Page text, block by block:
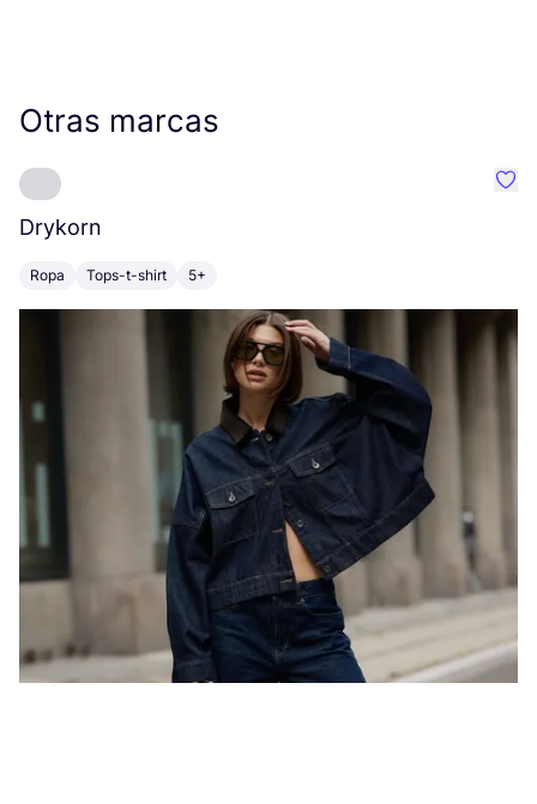
Otras marcas
Drykorn
Ropa Tops-t-shirt 5+